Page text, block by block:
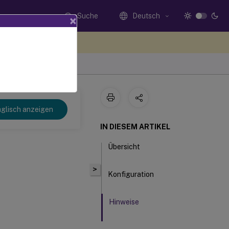
Suche Deutsch
anzeigen
>
IN DIESEM ARTIKEL
Übersicht
Konfiguration
Hinweise
×